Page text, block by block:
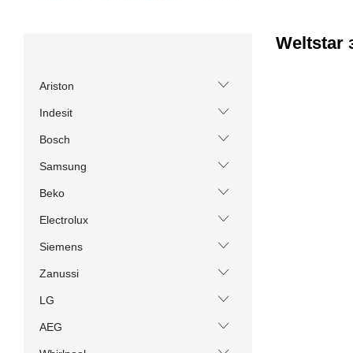
Ariston
Indesit
Bosch
Samsung
Beko
Electrolux
Siemens
Zanussi
LG
AEG
Weltstar